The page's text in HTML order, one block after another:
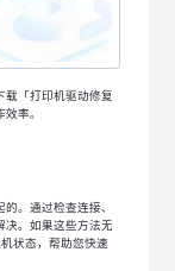
载「打印机驱动修复
率。
。通过检查连接、
决。如果这些方法无
状态，帮助您快速